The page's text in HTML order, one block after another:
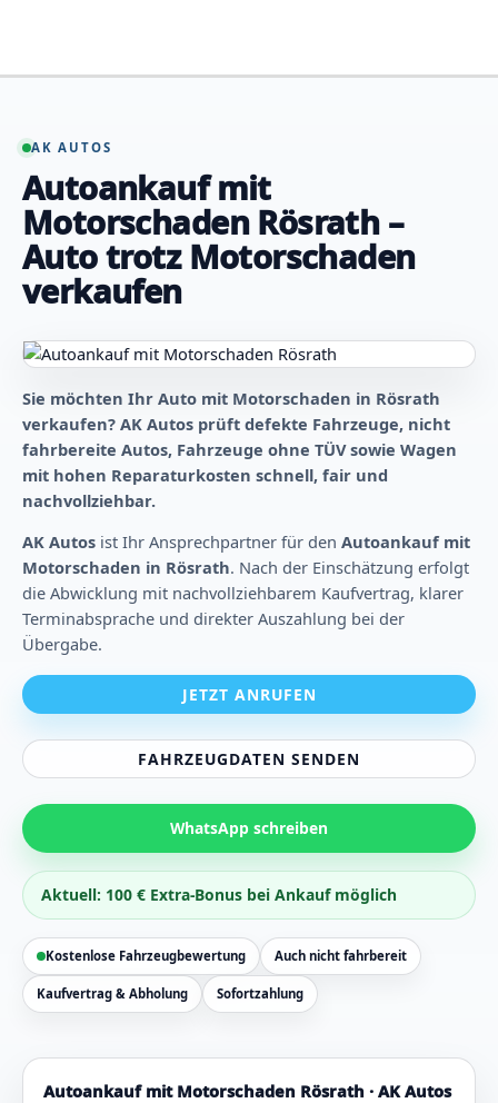
springen
AK AUTOS
Autoankauf mit
Motorschaden Rösrath –
Auto trotz Motorschaden
verkaufen
Sie möchten Ihr Auto mit Motorschaden in Rösrath
verkaufen? AK Autos prüft defekte Fahrzeuge, nicht
fahrbereite Autos, Fahrzeuge ohne TÜV sowie Wagen
mit hohen Reparaturkosten schnell, fair und
nachvollziehbar.
AK Autos ist Ihr Ansprechpartner für den Autoankauf mit
Motorschaden in Rösrath. Nach der Einschätzung erfolgt
die Abwicklung mit nachvollziehbarem Kaufvertrag, klarer
Terminabsprache und direkter Auszahlung bei der
Übergabe.
JETZT ANRUFEN
FAHRZEUGDATEN SENDEN
WhatsApp schreiben
Aktuell: 100 € Extra-Bonus bei Ankauf möglich
Kostenlose Fahrzeugbewertung Auch nicht fahrbereit
Kaufvertrag & Abholung Sofortzahlung
Autoankauf mit Motorschaden Rösrath · AK Autos